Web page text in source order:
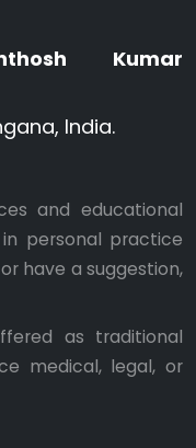
Kumar
India.
and educational
personal practice
have a suggestion,
as traditional
medical, legal, or